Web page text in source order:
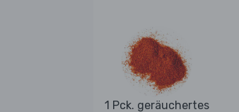
1 Pck. geräuchertes